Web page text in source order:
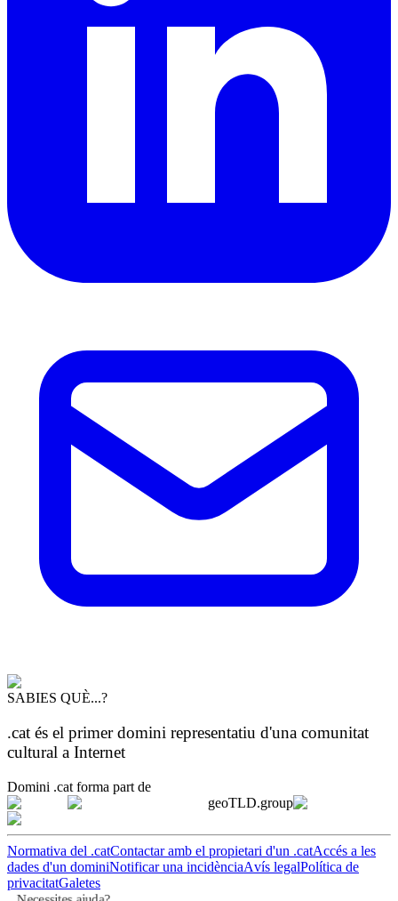
SABIES QUÈ...?
.cat és el primer domini representatiu d'una comunitat
cultural a Internet
Domini .cat forma part de
geoTLD.group
Normativa del .catContactar amb el propietari d'un .catAccés a les
dades d'un dominiNotificar una incidènciaAvís legalPolítica de
privacitatGaletes